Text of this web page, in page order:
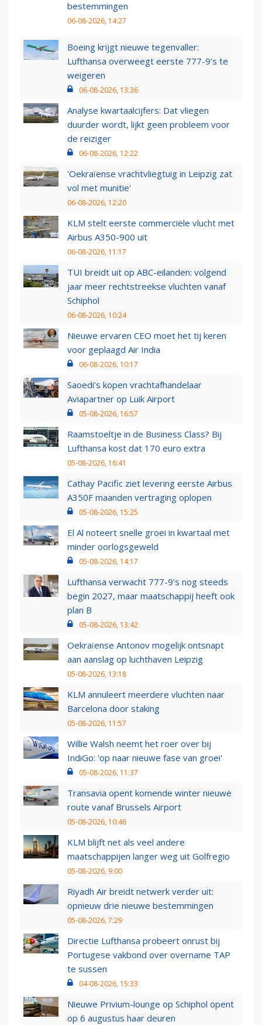
bestemmingen
06-08-2026, 14:27
Boeing krijgt nieuwe tegenvaller:
Lufthansa overweegt eerste 777-9’s te
weigeren
06-08-2026, 13:36
Analyse kwartaalcijfers: Dat vliegen
duurder wordt, lijkt geen probleem voor
de reiziger
06-08-2026, 12:22
'Oekraïense vrachtvliegtuig in Leipzig zat
vol met munitie'
06-08-2026, 12:20
KLM stelt eerste commerciële vlucht met
Airbus A350-900 uit
06-08-2026, 11:17
TUI breidt uit op ABC-eilanden: volgend
jaar meer rechtstreekse vluchten vanaf
Schiphol
06-08-2026, 10:24
Nieuwe ervaren CEO moet het tij keren
voor geplaagd Air India
06-08-2026, 10:17
Saoedi’s kopen vrachtafhandelaar
Aviapartner op Luik Airport
05-08-2026, 16:57
Raamstoeltje in de Business Class? Bij
Lufthansa kost dat 170 euro extra
05-08-2026, 16:41
Cathay Pacific ziet levering eerste Airbus
A350F maanden vertraging oplopen
05-08-2026, 15:25
El Al noteert snelle groei in kwartaal met
minder oorlogsgeweld
05-08-2026, 14:17
Lufthansa verwacht 777-9’s nog steeds
begin 2027, maar maatschappij heeft ook
plan B
05-08-2026, 13:42
Oekraïense Antonov mogelijk ontsnapt
aan aanslag op luchthaven Leipzig
05-08-2026, 13:18
KLM annuleert meerdere vluchten naar
Barcelona door staking
05-08-2026, 11:57
Willie Walsh neemt het roer over bij
IndiGo: 'op naar nieuwe fase van groei'
05-08-2026, 11:37
Transavia opent komende winter nieuwe
route vanaf Brussels Airport
05-08-2026, 10:46
KLM blijft net als veel andere
maatschappijen langer weg uit Golfregio
05-08-2026, 9:00
Riyadh Air breidt netwerk verder uit:
opnieuw drie nieuwe bestemmingen
05-08-2026, 7:29
Directie Lufthansa probeert onrust bij
Portugese vakbond over overname TAP
te sussen
04-08-2026, 15:33
Nieuwe Privium-lounge op Schiphol opent
op 6 augustus haar deuren